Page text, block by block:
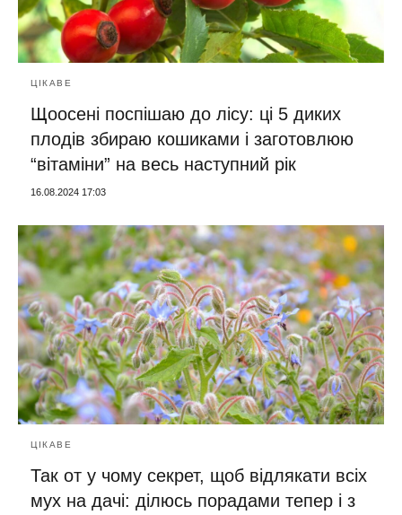
ЦІКАВЕ
Щоосені поспішаю до лісу: ці 5 диких
плодів збираю кошиками і заготовлюю
“вітаміни” на весь наступний рік
16.08.2024 17:03
ЦІКАВЕ
Так от у чому секрет, щоб відлякати всіх
мух на дачі: ділюсь порадами тепер і з